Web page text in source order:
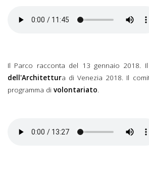
Il Parco racconta del 13 gennaio 2018.
dell'Architettura di Venezia 2018. Il
programma di volontariato.